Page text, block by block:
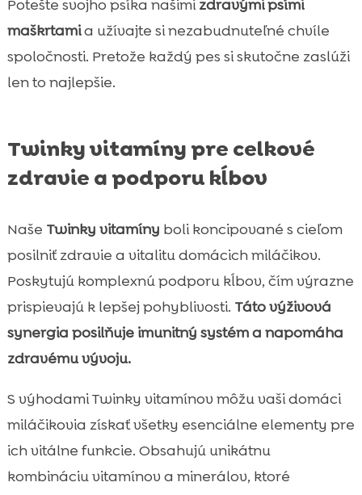
Potešte svojho psíka našimizdravými psími
maškrtamia užívajte si nezabudnuteľné chvíle
spoločnosti. Pretože každý pes si skutočne zaslúži
len to najlepšie.
Twinky vitamíny pre celkové
zdravie a podporu kĺbov
Naše Twinky vitamíny boli koncipované s cieľom
posilniť zdravie a vitalitu domácich miláčikov.
Poskytujú komplexnú podporu kĺbov, čím výrazne
prispievajú k lepšej pohyblivosti. Táto výživová
synergia posilňuje imunitný systém a napomáha
zdravému vývoju.
S výhodami Twinky vitamínov môžu vaši domáci
miláčikovia získať všetky esenciálne elementy pre
ich vitálne funkcie. Obsahujú unikátnu
kombináciu vitamínov a minerálov, ktoré